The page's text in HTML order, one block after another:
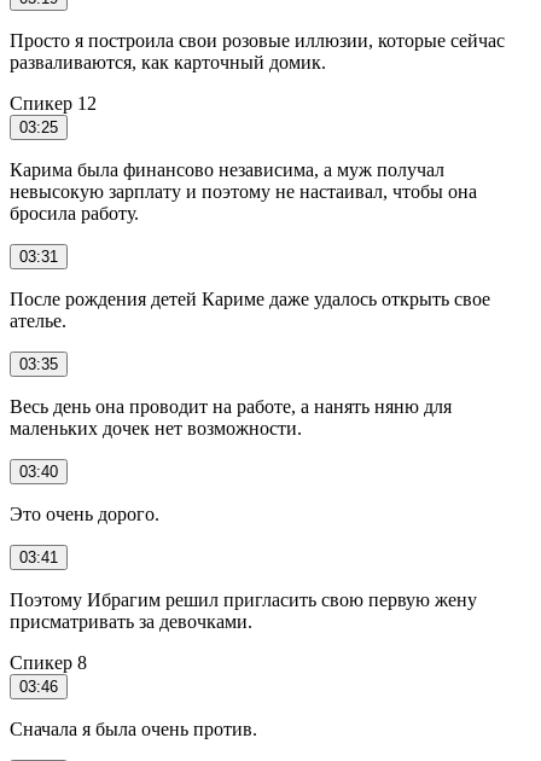
Просто я построила свои розовые иллюзии, которые сейчас
разваливаются, как карточный домик.
Спикер 12
03:25
Карима была финансово независима, а муж получал
невысокую зарплату и поэтому не настаивал, чтобы она
бросила работу.
03:31
После рождения детей Кариме даже удалось открыть свое
ателье.
03:35
Весь день она проводит на работе, а нанять няню для
маленьких дочек нет возможности.
03:40
Это очень дорого.
03:41
Поэтому Ибрагим решил пригласить свою первую жену
присматривать за девочками.
Спикер 8
03:46
Сначала я была очень против.